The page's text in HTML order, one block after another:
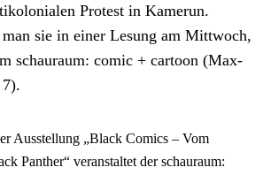
Protest in Kamerun.
sie in einer Lesung am Mittwoch,
schauraum: comic + cartoon (Max-
7).
Ausstellung „Black Comics – Vom
Panther“ veranstaltet der schauraum: